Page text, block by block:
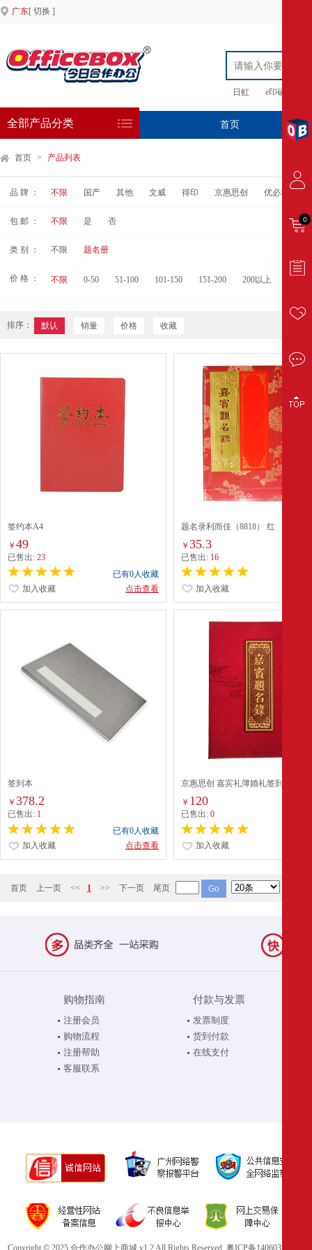
广东[ 切换 ]
日虹 e印硒鼓
全部产品分类 首页 专
首页 > 产品列表
品 牌 ： 不限 国产 其他 文威 得印 京惠思创 优必利
包 邮 ： 不限 是 否
类 别 ： 不限 题名册
价 格 ： 不限 0-50 51-100 101-150 151-200 200以上
排序： 默认 销量 价格 收藏
签约本A4
￥ 49
已售出: 23
已有0人收藏
点击查看
加入收藏
题名录利而佳（8818） 红
￥35.3
已售出: 16
加入收藏
签到本
￥ 378.2
已售出: 1
已有0人收藏
点击查看
加入收藏
京惠思创 嘉宾礼簿婚礼签到本商务
签到簿JH0250
￥ 120
已售出:0
加入收藏
首页 上一页 << 1 >> 下一页 尾页
购物指南
注册会员
购物流程
注册帮助
客服联系
付款与发票
发票制度
货到付款
在线支付
0
Copyright © 2025 合作办公网上商城 v1.2 All Rights Reserved. 粤ICP备14060321号-1